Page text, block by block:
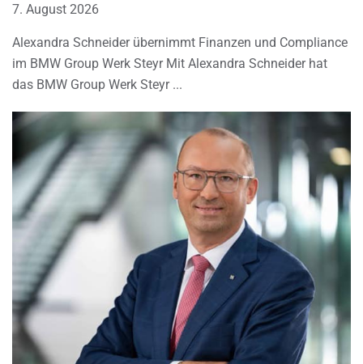
7. August 2026
Alexandra Schneider übernimmt Finanzen und Compliance
im BMW Group Werk Steyr Mit Alexandra Schneider hat
das BMW Group Werk Steyr